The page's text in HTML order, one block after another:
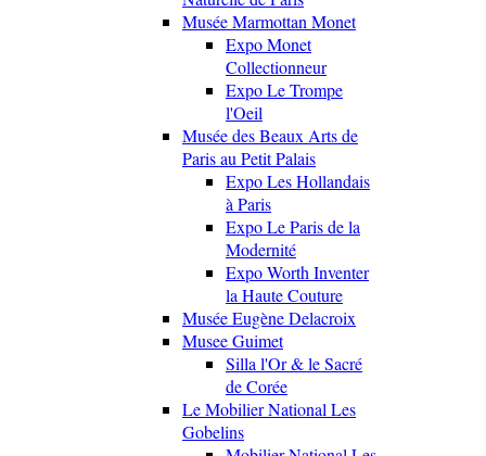
Musée Marmottan Monet
Expo Monet
Collectionneur
Expo Le Trompe
l'Oeil
Musée des Beaux Arts de
Paris au Petit Palais
Expo Les Hollandais
à Paris
Expo Le Paris de la
Modernité
Expo Worth Inventer
la Haute Couture
Musée Eugène Delacroix
Musee Guimet
Silla l'Or & le Sacré
de Corée
Le Mobilier National Les
Gobelins